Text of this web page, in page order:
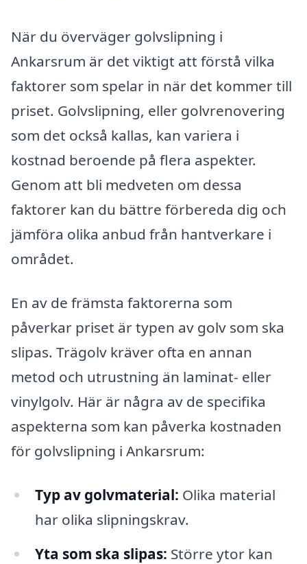
När du överväger golvslipning i
Ankarsrum är det viktigt att förstå vilka
faktorer som spelar in när det kommer till
priset. Golvslipning, eller golvrenovering
som det också kallas, kan variera i
kostnad beroende på flera aspekter.
Genom att bli medveten om dessa
faktorer kan du bättre förbereda dig och
jämföra olika anbud från hantverkare i
området.
En av de främsta faktorerna som
påverkar priset är typen av golv som ska
slipas. Trägolv kräver ofta en annan
metod och utrustning än laminat- eller
vinylgolv. Här är några av de specifika
aspekterna som kan påverka kostnaden
för golvslipning i Ankarsrum:
Typ av golvmaterial: Olika material
har olika slipningskrav.
Yta som ska slipas: Större ytor kan